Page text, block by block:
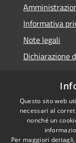
Informativa
Note legali
Dichiarazione
RSS
Accessibilità
Questo sito web
necessari al
nonché un
Per maggiori